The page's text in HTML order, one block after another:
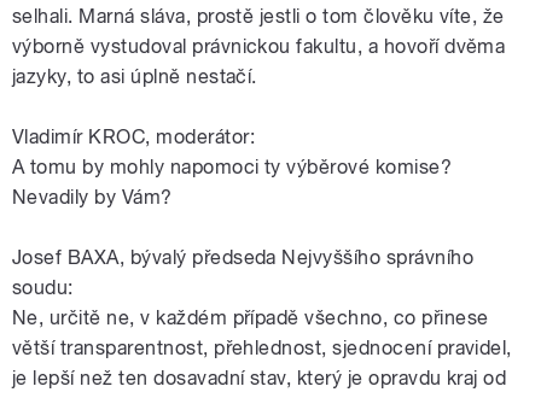
selhali. Marná sláva, prostě jestli o tom člověku víte, že
výborně vystudoval právnickou fakultu, a hovoří dvěma
jazyky, to asi úplně nestačí.
Vladimír KROC, moderátor:
A tomu by mohly napomoci ty výběrové komise?
Nevadily by Vám?
Josef BAXA, bývalý předseda Nejvyššího správního
soudu:
Ne, určitě ne, v každém případě všechno, co přinese
větší transparentnost, přehlednost, sjednocení pravidel,
je lepší než ten dosavadní stav, který je opravdu kraj od